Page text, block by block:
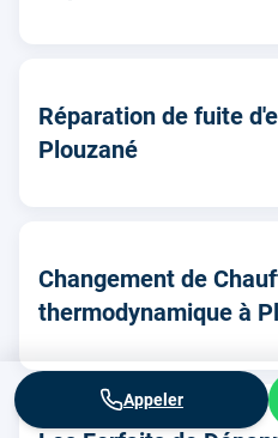
Réparation de fuite
Plouzané
Changement de
thermodynamique à
Appeler